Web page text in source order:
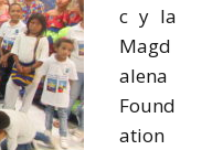
c y la
Magd
alena
Found
ation